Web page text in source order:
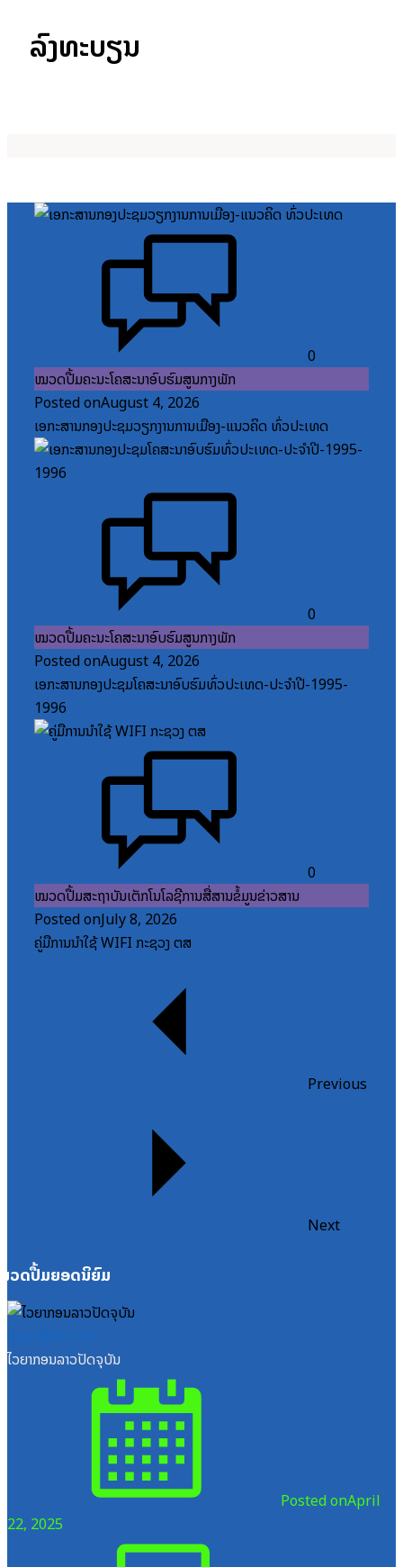
ລົງທະບຽນ
0
ໝວດປື້ມຄະນະໂຄສະນາອົບຮົມສູນກາງພັກ
Posted onAugust 4, 2026
ເອກະສານກອງປະຊຸມວຽກງານການເມືອງ-ແນວຄິດ ທົ່ວປະເທດ
0
ໝວດປື້ມຄະນະໂຄສະນາອົບຮົມສູນກາງພັກ
Posted onAugust 4, 2026
ເອກະສານກອງປະຊຸມໂຄສະນາອົບຮົມທົ່ວປະເທດ-ປະຈໍາປີ-1995-
1996
0
ໝວດປື້ມສະຖາບັນເຕັກໂນໂລຊີການສື່ສານຂໍ້ມູນຂ່າວສານ
Posted onJuly 8, 2026
ຄູ່ມືການນຳໃຊ້ WIFI ກະຊວງ ຕສ
Previous
Next
ດປື້ມຍອດນິຍົມ
ໄວຍາກອນລາວປັດຈຸບັນ
Posted onApril
22, 2025